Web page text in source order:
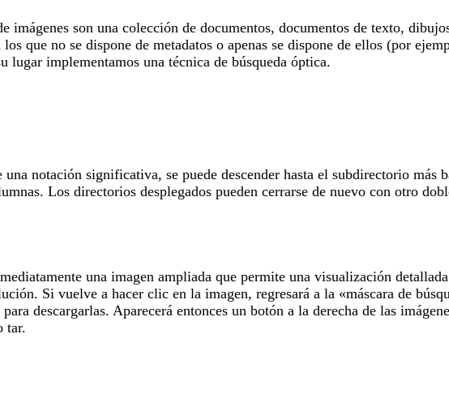
imágenes son una colección de documentos, documentos de texto,
que no se dispone de metadatos o apenas se dispone de ellos (por
lugar implementamos una técnica de búsqueda óptica.
notación significativa, se puede descender hasta el subdirectorio
Los directorios desplegados pueden cerrarse de nuevo con otro
una imagen ampliada que permite una visualización
Si vuelve a hacer clic en la imagen, regresará a la «máscara de
descargarlas. Aparecerá entonces un botón a la derecha de las
tar.